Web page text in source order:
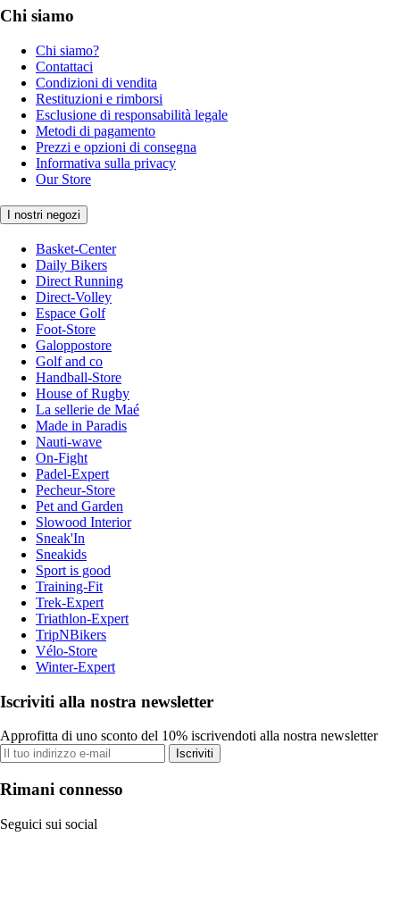
Chi siamo
Chi siamo?
Contattaci
Condizioni di vendita
Restituzioni e rimborsi
Esclusione di responsabilità legale
Metodi di pagamento
Prezzi e opzioni di consegna
Informativa sulla privacy
Our Store
I nostri negozi
Basket-Center
Daily Bikers
Direct Running
Direct-Volley
Espace Golf
Foot-Store
Galoppostore
Golf and co
Handball-Store
House of Rugby
La sellerie de Maé
Made in Paradis
Nauti-wave
On-Fight
Padel-Expert
Pecheur-Store
Pet and Garden
Slowood Interior
Sneak'In
Sneakids
Sport is good
Training-Fit
Trek-Expert
Triathlon-Expert
TripNBikers
Vélo-Store
Winter-Expert
Iscriviti alla nostra newsletter
Approfitta di uno sconto del 10% iscrivendoti alla nostra newsletter
Iscriviti
Rimani connesso
Seguici sui social